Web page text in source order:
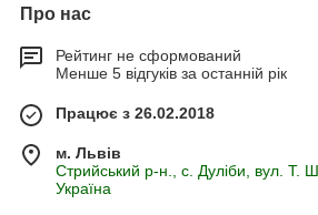
Про нас
Рейтинг не сформований
Менше 5 відгуків за останній рік
Працює з 26.02.2018
м. Львів
Стрийський р-н., с. Дуліби, вул. Т.
Україна